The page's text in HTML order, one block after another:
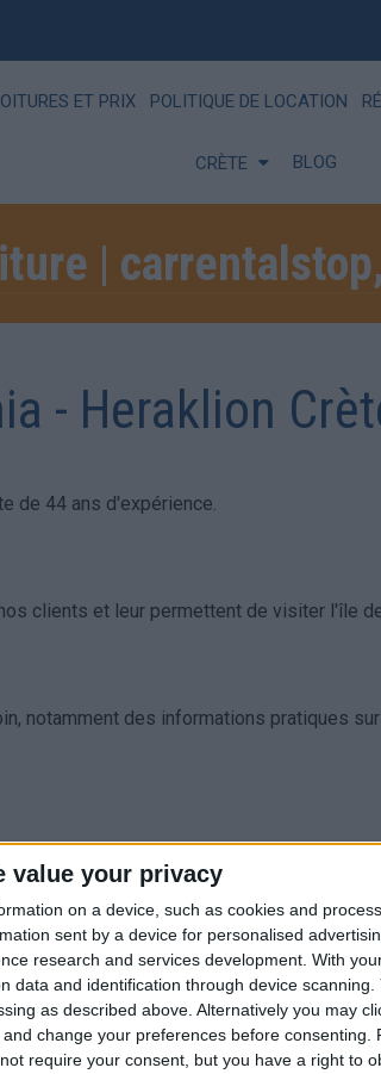
value your privacy
on a device, such as cookies and
sent by a device for personalised
research and services development. With
data and identification through device scanning.
as described above. Alternatively you may
change your preferences before consenting.
require your consent, but you have a right to
CRÈTE BLOG
ET PRIX POLITIQUE DE LOCATION
|
- Heraklion
de 44 ans d'expérience.
clients et leur permettent de visiter l'île
notamment des informations pratiques